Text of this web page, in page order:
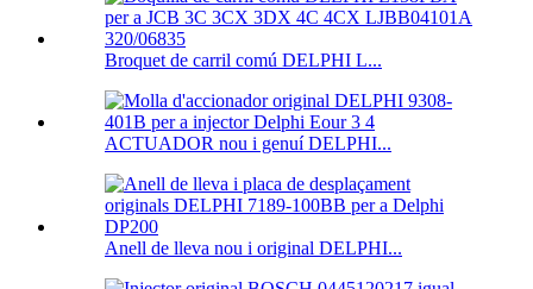
Broquet de carril comú DELPHI L...
ACTUADOR nou i genuí DELPHI...
Anell de lleva nou i original DELPHI...